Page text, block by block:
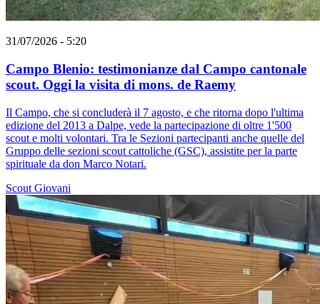
31/07/2026 - 5:20
Campo Blenio: testimonianze dal Campo cantonale
scout. Oggi la visita di mons. de Raemy
Il Campo, che si concluderà il 7 agosto, e che ritorna dopo l'ultima
edizione del 2013 a Dalpe, vede la partecipazione di oltre 1'500
scout e molti volontari. Tra le Sezioni partecipanti anche quelle del
Gruppo delle sezioni scout cattoliche (GSC), assistite per la parte
spirituale da don Marco Notari.
Scout Giovani